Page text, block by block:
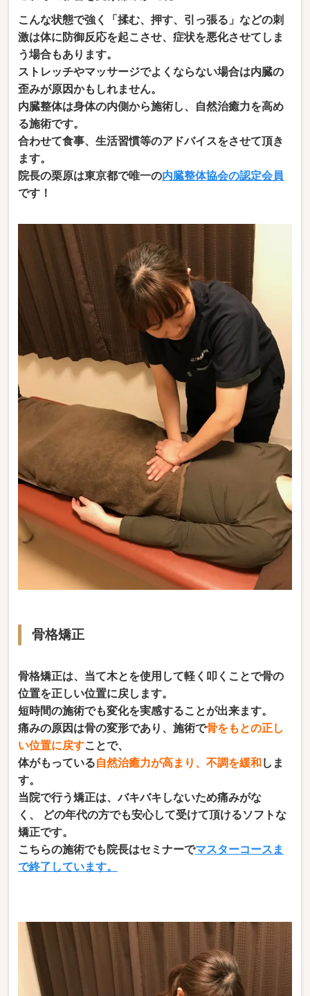
こんな状態で強く「揉む、押す、引っ張る」などの刺
激は体に防御反応を起こさせ、症状を悪化させてしま
う場合もあります。
ストレッチやマッサージでよくならない場合は内臓の
歪みが原因かもしれません。
内臓整体は身体の内側から施術し、自然治癒力を高め
る施術です。
合わせて食事、生活習慣等のアドバイスをさせて頂き
ます。
院長の栗原は東京都で唯一の内臓整体協会の認定会員
です！
骨格矯正
骨格矯正は、当て木とを使用して軽く叩くことで骨の
位置を正しい位置に戻します。
短時間の施術でも変化を実感することが出来ます。
痛みの原因は骨の変形であり、施術で骨をもとの正し
い位置に戻すことで、
体がもっている自然治癒力が高まり、不調を緩和 しま
す。
当院で行う矯正は、バキバキしないため痛みがな
く、 どの年代の方でも安心して受けて頂けるソフトな
矯正です。
こちらの施術でも院長はセミナーでマスターコースま
で終了しています。